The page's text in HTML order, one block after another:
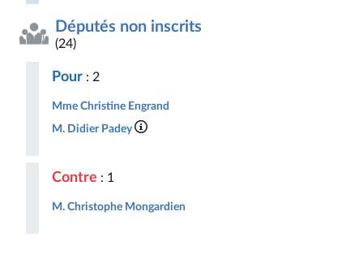
Députés non inscrits
(24)
Pour : 2
Mme Christine Engrand
M. Didier Padey
Contre : 1
M. Christophe Mongardien